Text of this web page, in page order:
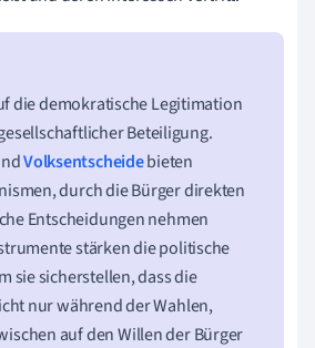
die demokratische Legitimation
Beteiligung.
Volksentscheidebieten
durch die Bürger direkten
Entscheidungen nehmen
stärken die politische
sie sicherstellen, dass die
nur während der Wahlen,
auf den Willen der Bürger